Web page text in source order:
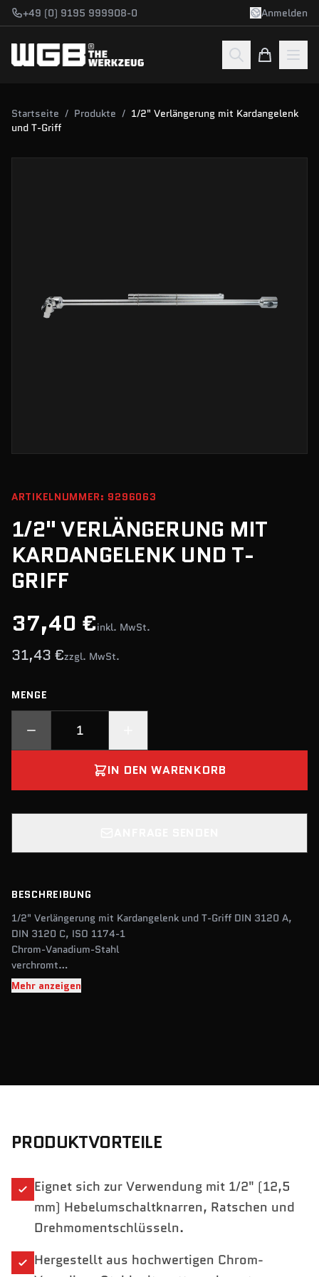
Zum Hauptinhalt springen
+49 (0) 9195 999908-0 Anmelden
Startseite / Produkte / 1/2" Verlängerung mit Kardangelenk
und T-Griff
ARTIKELNUMMER: 9296063
1/2" VERLÄNGERUNG MIT
KARDANGELENK UND T-
GRIFF
37,40 €inkl. MwSt.
31,43 €zzgl. MwSt.
MENGE
IN DEN WARENKORB
BESCHREIBUNG
1/2" Verlängerung mit Kardangelenk und T-Griff DIN 3120 A,
DIN 3120 C, ISO 1174-1
Chrom-Vanadium-Stahl
verchromt
2-tlg.
1/2" T-Griff-Verlängerung mit Kardan-Gelenk
Mehr anzeigen
PRODUKTVORTEILE
Eignet sich zur Verwendung mit 1/2" (12,5
mm) Hebelumschaltknarren, Ratschen und
Drehmomentschlüsseln.
Hergestellt aus hochwertigen Chrom-